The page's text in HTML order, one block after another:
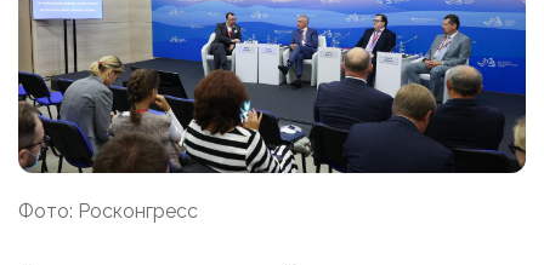
Фото: Росконгресс